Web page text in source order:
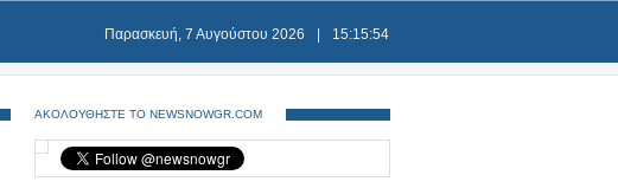
Παρασκευή, 7 Αυγούστου 2026 15:15:54
ΑΚΟΛΟΥΘΗΣΤΕ ΤΟ NEWSNOWGR.COM